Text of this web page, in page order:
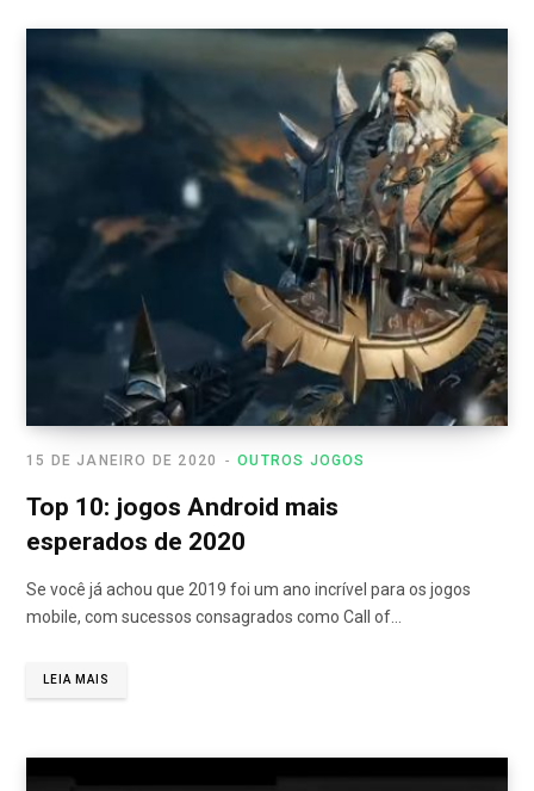
OUTROS JOGOS
15 DE JANEIRO DE 2020
Top 10: jogos Android mais
esperados de 2020
Se você já achou que 2019 foi um ano incrível para os jogos
mobile, com sucessos consagrados como Call of…
LEIA MAIS